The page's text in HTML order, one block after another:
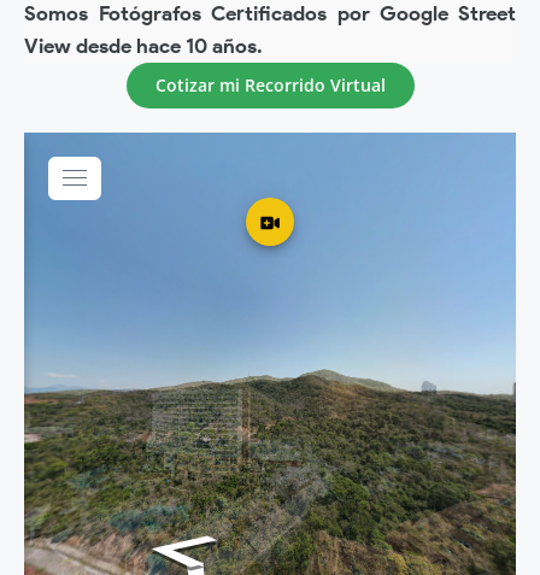
Somos Fotógrafos Certificados por Google Street
View desde hace 10 años.
Cotizar mi Recorrido Virtual